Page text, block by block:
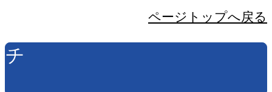
ページトップへ戻る
チ